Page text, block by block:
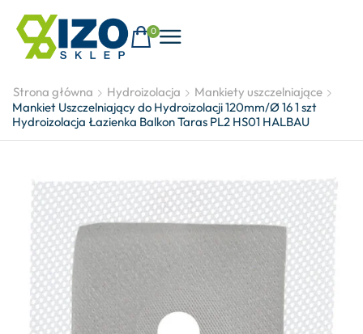
0
Strona główna Hydroizolacja
Mankiety uszczelniające
Mankiet Uszczelniający do Hydroizolacji 120mm/Ø 16 1 szt
Hydroizolacja Łazienka Balkon Taras PL2 HS01 HALBAU